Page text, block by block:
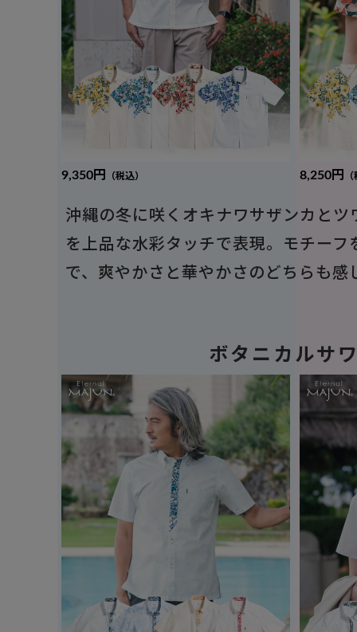
9,350円 （税込） 8,250円
沖縄の冬に咲くオキナワサザンカとツ
を上品な水彩タッチで表現。モチーフ
で、爽やかさと華やかさのどちらも感
ボタニカルサ